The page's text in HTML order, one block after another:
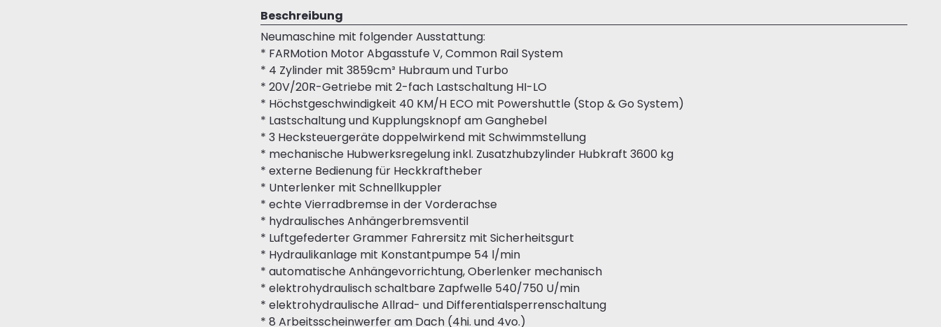
Beschreibung
Neumaschine mit folgender Ausstattung:
* FARMotion Motor Abgasstufe V, Common Rail System
* 4 Zylinder mit 3859cm³ Hubraum und Turbo
* 20V/20R-Getriebe mit 2-fach Lastschaltung HI-LO
* Höchstgeschwindigkeit 40 KM/H ECO mit Powershuttle (Stop & Go System)
* Lastschaltung und Kupplungsknopf am Ganghebel
* 3 Hecksteuergeräte doppelwirkend mit Schwimmstellung
* mechanische Hubwerksregelung inkl. Zusatzhubzylinder Hubkraft 3600 kg
* externe Bedienung für Heckkraftheber
* Unterlenker mit Schnellkuppler
* echte Vierradbremse in der Vorderachse
* hydraulisches Anhängerbremsventil
* Luftgefederter Grammer Fahrersitz mit Sicherheitsgurt
* Hydraulikanlage mit Konstantpumpe 54 l/min
* automatische Anhängevorrichtung, Oberlenker mechanisch
* elektrohydraulisch schaltbare Zapfwelle 540/750 U/min
* elektrohydraulische Allrad- und Differentialsperrenschaltung
* 8 Arbeitsscheinwerfer am Dach (4hi. und 4vo.)